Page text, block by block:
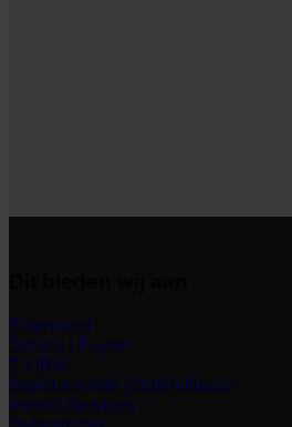
Financieel
Salaris | Payroll
E-HRM
Implementatie | Optimalisatie
Interim Services